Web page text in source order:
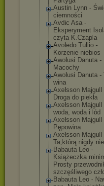
Austin Lynn -
ciemności
Avdic Asa -
Eksperyment
czyta K.Czapla
Avoledo Tullio -
Korzenie niebios
Awolusi Danuta -
Macochy
Awolusi Danuta -
wina
Axelsson Majgull
Droga do piekła
Axelsson Majgull
woda, woda i lód
Axelsson Majgull
Pępowina
Axelsson Majgull
Ta,którą nigdy nie
Babauta Leo -
Książeczka
Prosty
szczęśliwego
Babauta Leo -